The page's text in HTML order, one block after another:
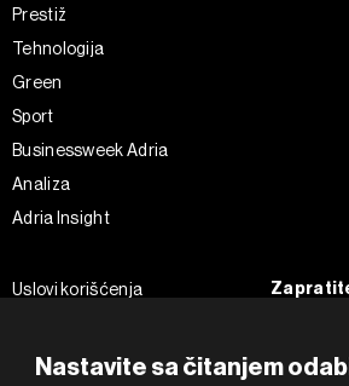
Nastavite sa čitanjem
Prestiž
Tehnologija
Green
Sport
Businessweek Adria
Analiza
Adria Insight
Uslovi korišćenja
Impressum
Instagram